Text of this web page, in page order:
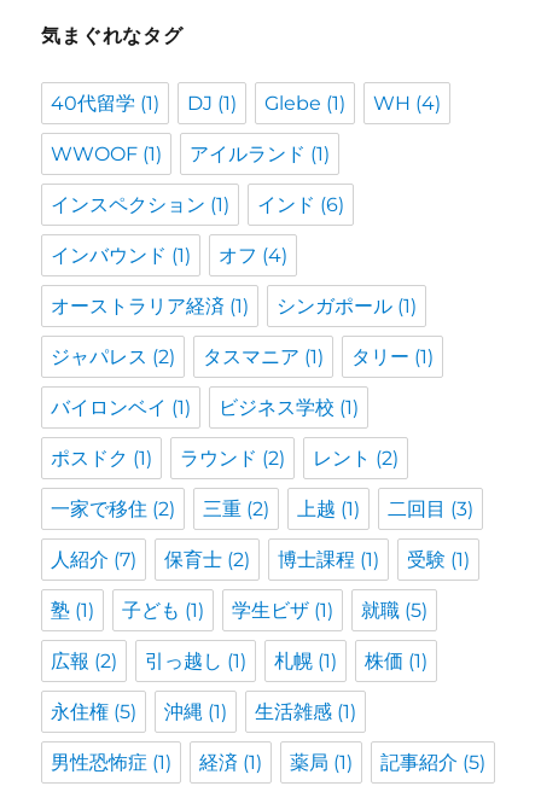
ー
気まぐれなタグ
40代留学 (1) DJ (1) Glebe (1) WH (4)
WWOOF (1) アイルランド (1)
インスペクション (1) インド (6)
インバウンド (1) オフ (4)
オーストラリア経済 (1) シンガポール (1)
ジャパレス (2) タスマニア (1) タリー (1)
バイロンベイ (1) ビジネス学校 (1)
ポスドク (1) ラウンド (2) レント (2)
一家で移住 (2) 三重 (2) 上越 (1) 二回目 (3)
人紹介 (7) 保育士 (2) 博士課程 (1) 受験 (1)
塾 (1) 子ども (1) 学生ビザ (1) 就職 (5)
広報 (2) 引っ越し (1) 札幌 (1) 株価 (1)
永住権 (5) 沖縄 (1) 生活雑感 (1)
男性恐怖症 (1) 経済 (1) 薬局 (1) 記事紹介 (5)